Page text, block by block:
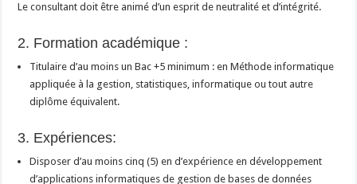
Le consultant doit être animé d’un esprit de neutralité et d’intégrité.
2. Formation académique :
Titulaire d’au moins un Bac +5 minimum : en Méthode informatique
appliquée à la gestion, statistiques, informatique ou tout autre
diplôme équivalent.
3. Expériences:
Disposer d’au moins cinq (5) en d’expérience en développement
d’applications informatiques de gestion de bases de données